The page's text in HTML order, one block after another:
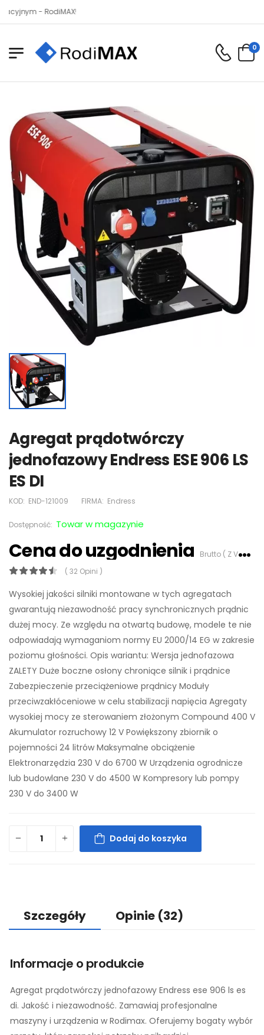
- RodiMAX!
0
Agregat prądotwórczy
jednofazowy Endress ESE 906 LS
ES DI
KOD: END-121009 FIRMA: Endress
Dostępność: Towar w magazynie
Cena do uzgodnienia Brutto ( Z VAT 23%)
( 32 Opini )
Wysokiej jakości silniki montowane w tych agregatach
gwarantują niezawodność pracy synchronicznych prądnic
dużej mocy. Ze względu na otwartą budowę, modele te nie
odpowiadają wymaganiom normy EU 2000/14 EG w zakresie
poziomu głośności. Opis wariantu: Wersja jednofazowa
ZALETY Duże boczne osłony chroniące silnik i prądnice
Zabezpieczenie przeciążeniowe prądnicy Moduły
przeciwzakłóceniowe w celu stabilizacji napięcia Agregaty
wysokiej mocy ze sterowaniem złożonym Compound 400 V
Akumulator rozruchowy 12 V Powiększony zbiornik o
pojemności 24 litrów Maksymalne obciążenie
Elektronarzędzia 230 V do 6700 W Urządzenia ogrodnicze
lub budowlane 230 V do 4500 W Kompresory lub pompy
230 V do 3400 W
Dodaj do koszyka
Szczegóły Opinie (32)
Informacje o produkcie
Agregat prądotwórczy jednofazowy Endress ese 906 ls es
di. Jakość i niezawodność. Zamawiaj profesjonalne
maszyny i urządzenia w Rodimax. Oferujemy bogaty wybór